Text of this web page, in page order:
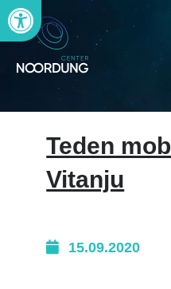
Open toolbar
Teden
Vitanju
15.09.2020